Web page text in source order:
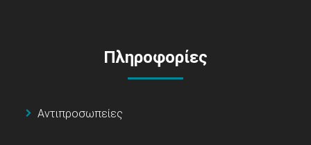
Πληροφορίες
Αντιπροσωπείες